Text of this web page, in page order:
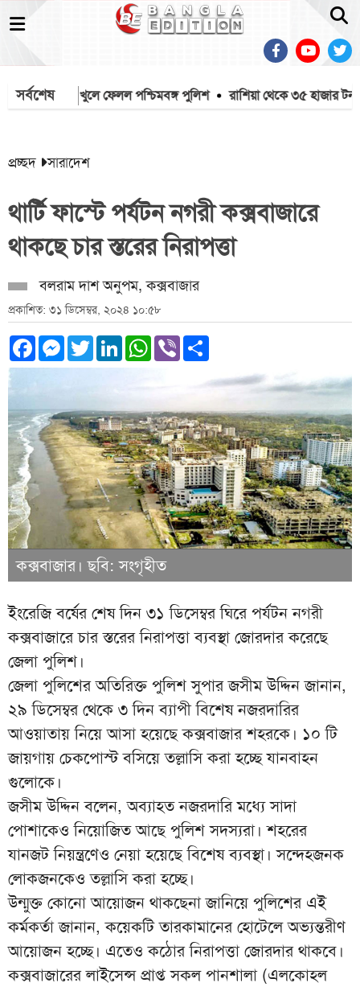
সর্বশেষ
মাইক খুলে ফেলল পশ্চিমবঙ্গ পুলিশ রাশিয়া থেকে ৩৫ হাজার টন
প্রচ্ছদ সারাদেশ
থার্টি ফাস্টে পর্যটন নগরী কক্সবাজারে
থাকছে চার স্তরের নিরাপত্তা
বলরাম দাশ অনুপম, কক্সবাজার
প্রকাশিত: ৩১ ডিসেম্বর, ২০২৪ ১০:৫৮
Facebook
Messenger
TwitterLinkedInWhatsApp
Viber
কক্সবাজার। ছবি: সংগৃহীত
ইংরেজি বর্ষের শেষ দিন ৩১ ডিসেম্বর ঘিরে পর্যটন নগরী
কক্সবাজারে চার স্তরের নিরাপত্তা ব্যবস্থা জোরদার করেছে
জেলা পুলিশ।
জেলা পুলিশের অতিরিক্ত পুলিশ সুপার জসীম উদ্দিন জানান,
২৯ ডিসেম্বর থেকে ৩ দিন ব্যাপী বিশেষ নজরদারির
আওয়াতায় নিয়ে আসা হয়েছে কক্সবাজার শহরকে। ১০ টি
জায়গায় চেকপোস্ট বসিয়ে তল্লাসি করা হচ্ছে যানবাহন
গুলোকে।
জসীম উদ্দিন বলেন, অব্যাহত নজরদারি মধ্যে সাদা
পোশাকেও নিয়োজিত আছে পুলিশ সদস্যরা। শহরের
যানজট নিয়ন্ত্রণেও নেয়া হয়েছে বিশেষ ব্যবস্থা। সন্দেহজনক
লোকজনকেও তল্লাসি করা হচ্ছে।
উন্মুক্ত কোনো আয়োজন থাকছেনা জানিয়ে পুলিশের এই
কর্মকর্তা জানান, কয়েকটি তারকামানের হোটেলে অভ্যন্তরীণ
আয়োজন হচ্ছে। এতেও কঠোর নিরাপত্তা জোরদার থাকবে।
কক্সবাজারের লাইসেন্স প্রাপ্ত সকল পানশালা (এলকোহল